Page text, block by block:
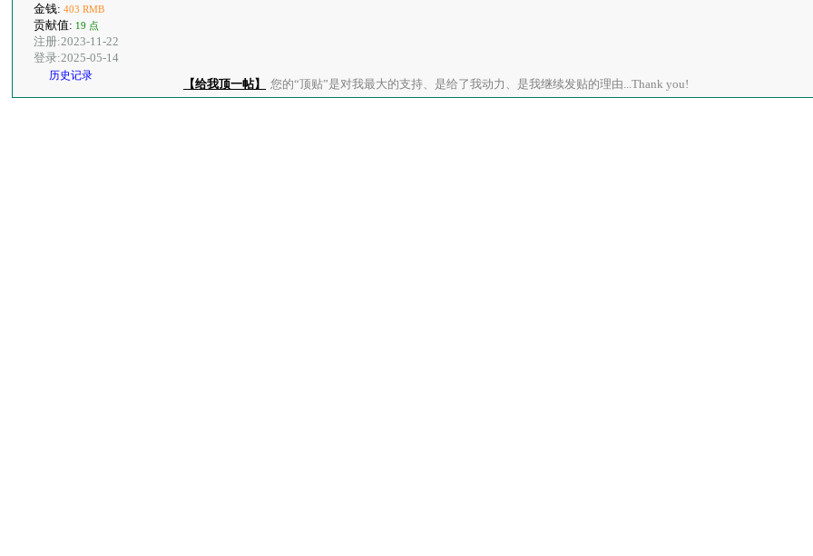
金钱:403 RMB
贡献值: 19 点
注册:2023-11-22
登录:2025-05-14
历史记录
【给我顶一帖】 您的“顶贴”是对我最大的支持、是给了我动力、是我继续发贴的理由...Thank you!